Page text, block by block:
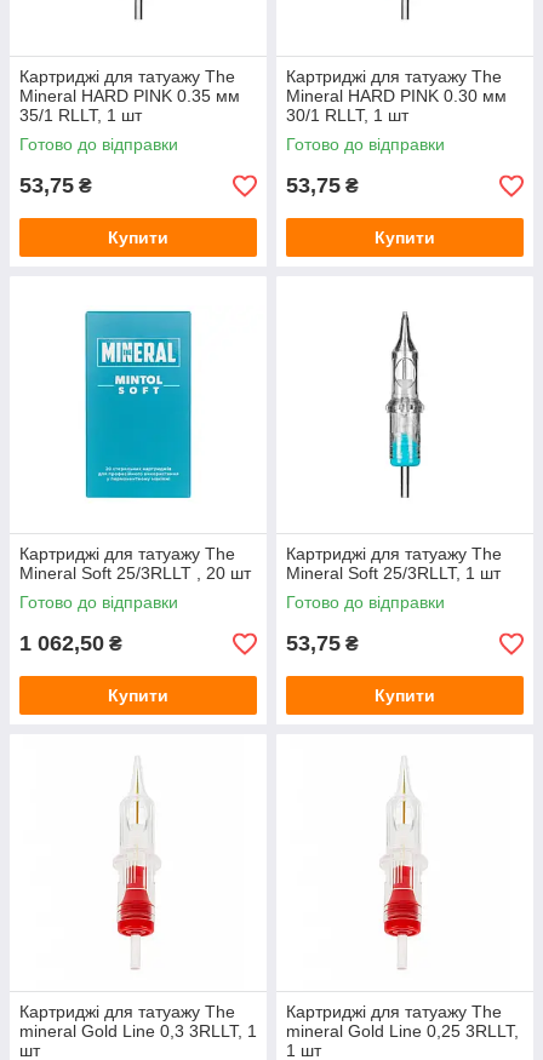
Картриджі для татуажу The
Mineral HARD PINK 0.35 мм
35/1 RLLT, 1 шт
Готово до відправки
53,75 ₴
Купити
Картриджі для татуажу The
Mineral HARD PINK 0.30 мм
30/1 RLLT, 1 шт
Готово до відправки
53,75 ₴
Купити
Картриджі для татуажу The
Mineral Soft 25/3RLLT , 20 шт
Готово до відправки
1 062,50 ₴
Купити
Картриджі для татуажу The
Mineral Soft 25/3RLLT, 1 шт
Готово до відправки
53,75 ₴
Купити
Картриджі для татуажу The
mineral Gold Line 0,3 3RLLT, 1
шт
Картриджі для татуажу The
mineral Gold Line 0,25 3RLLT,
1 шт